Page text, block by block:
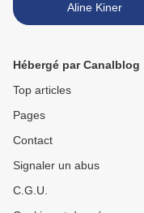
Aline Kiner
Hébergé par Canalblog
Top articles
Pages
Contact
Signaler un abus
C.G.U.